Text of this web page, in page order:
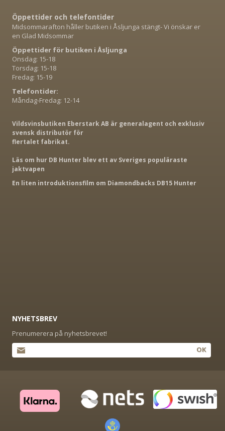
Öppettider och telefontider
Midsommarafton håller butiken i Åsljunga stängt- Vi önskar er
en Glad Midsommar
Öppettider för butiken i Åsljunga
Onsdag: 15-18
Torsdag: 15-18
Fredag: 15-19
Telefontider:
Måndag-Fredag: 12-14
Vildsvinsbutiken Eberstark AB är generalagent och exklusiv
svensk distributör för
flertalet fabrikat.
Läs om hur DB Hunter blev ett av Sveriges populäraste
jaktvapen
En liten introduktionsfilm om Diamondbacks DB15 Hunter
NYHETSBREV
Prenumerera på nyhetsbrevet!
OK